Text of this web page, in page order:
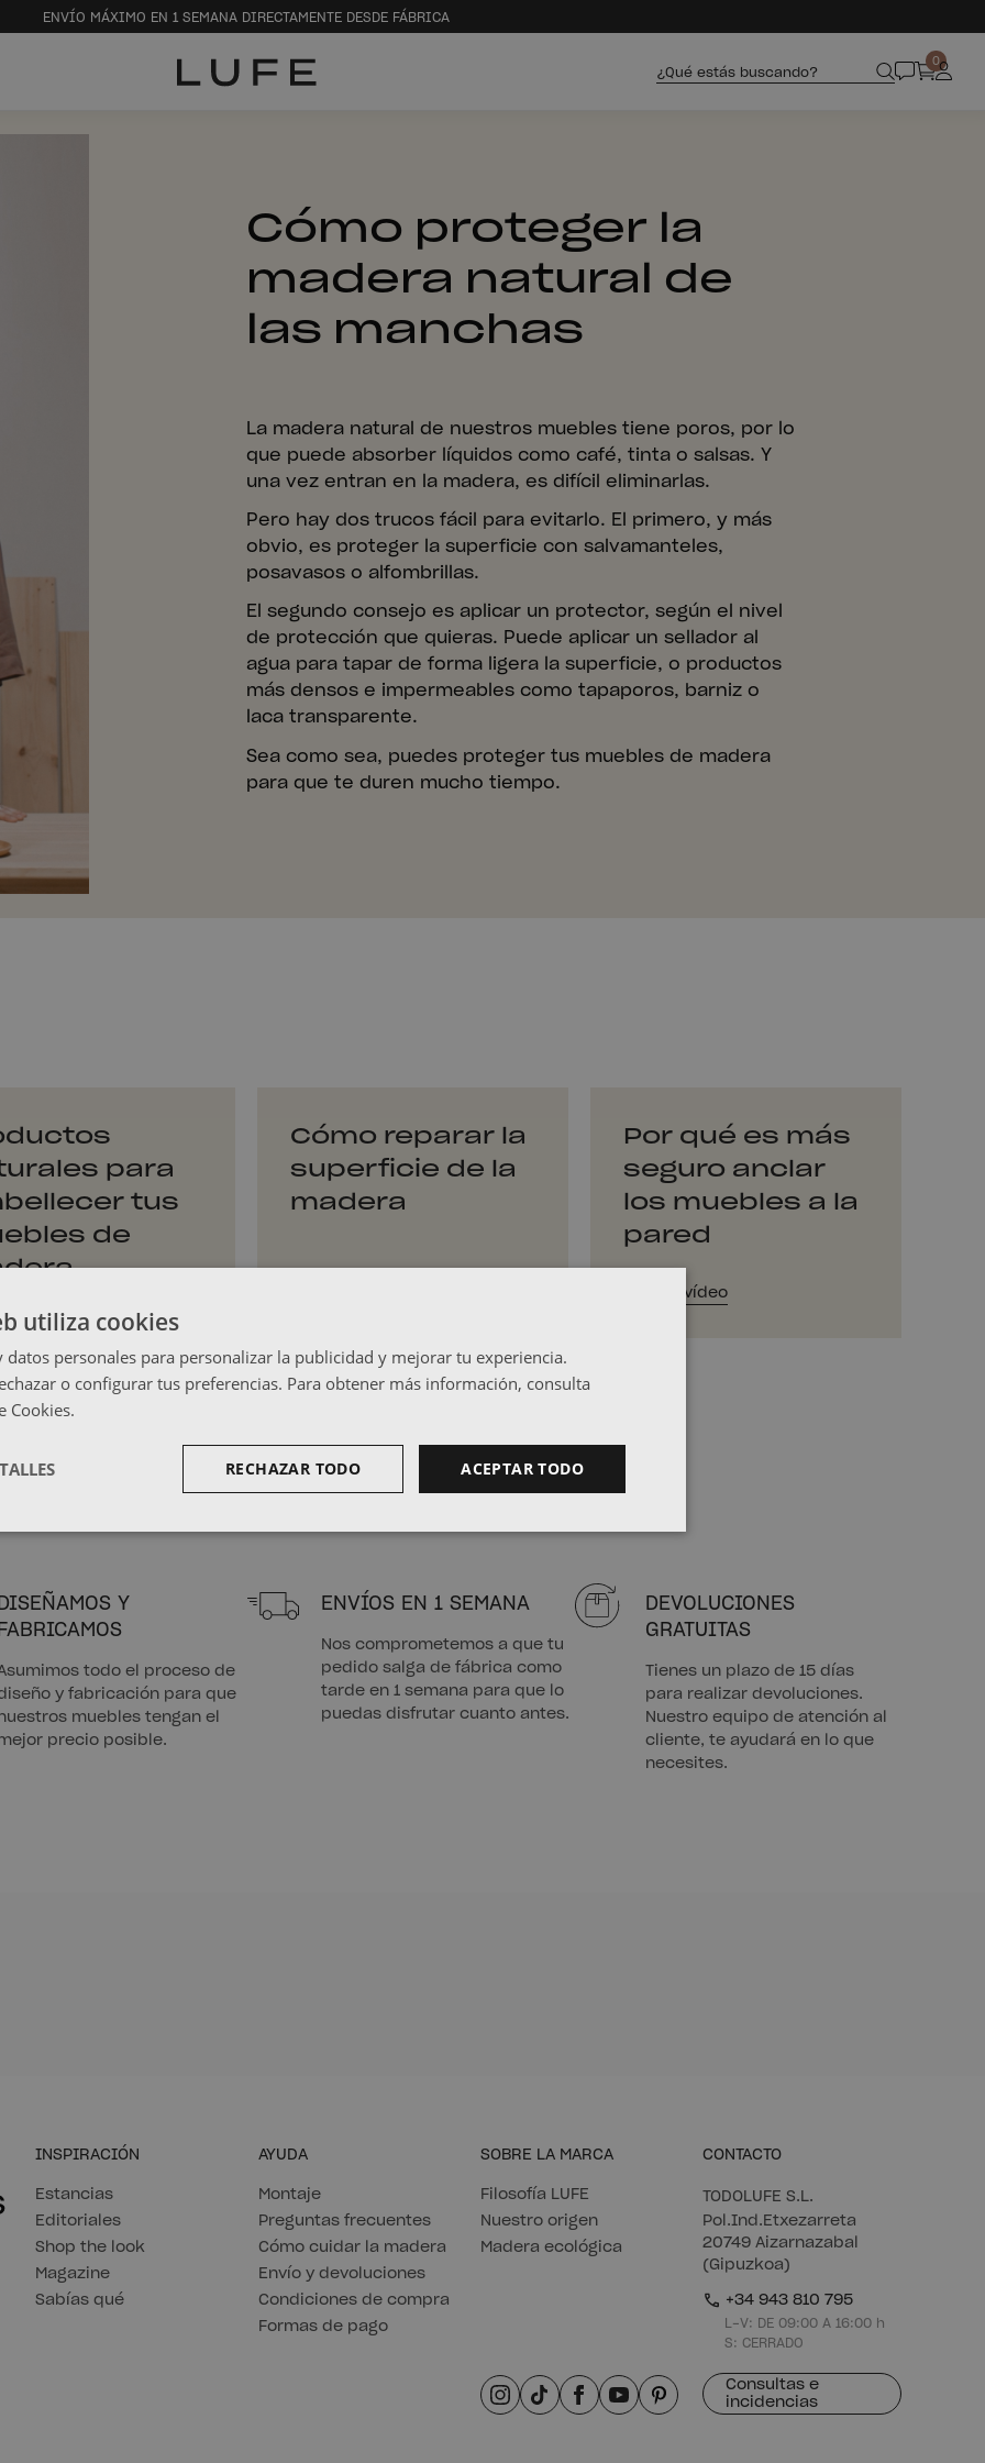
ENVÍO MÁXIMO EN 1 SEMANA DIRECTAMENTE DESDE FÁBRICA
¿Qué estás buscando?
0
Cómo proteger la
madera natural de
las manchas
La madera natural de nuestros muebles tiene poros, por lo
que puede absorber líquidos como café, tinta o salsas. Y
una vez entran en la madera, es difícil eliminarlas.
Pero hay dos trucos fácil para evitarlo. El primero, y más
obvio, es proteger la superficie con salvamanteles,
posavasos o alfombrillas.
El segundo consejo es aplicar un protector, según el nivel
de protección que quieras. Puede aplicar un sellador al
agua para tapar de forma ligera la superficie, o productos
más densos e impermeables como tapaporos, barniz o
laca transparente.
Sea como sea, puedes proteger tus muebles de madera
para que te duren mucho tiempo.
para
tus
de
Cómo reparar la
superficie de la
madera
Por qué es más
seguro anclar
los muebles a la
pared
Ver vídeo
a tu
DISEÑAMOS Y
FABRICAMOS
todo el proceso de
y fabricación para que
muebles tengan el
precio posible.
ENVÍOS EN 1 SEMANA
Nos comprometemos a que tu
pedido salga de fábrica como
tarde en 1 semana para que lo
puedas disfrutar cuanto antes.
DEVOLUCIONES
GRATUITAS
Tienes un plazo de 15 días
para realizar devoluciones.
Nuestro equipo de atención al
cliente, te ayudará en lo que
necesites.
INSPIRACIÓN
Estancias
Editoriales
Shop the look
Magazine
Sabías qué
AYUDA
Montaje
Preguntas frecuentes
Cómo cuidar la madera
Envío y devoluciones
Condiciones de compra
Formas de pago
SOBRE LA MARCA
Filosofía LUFE
Nuestro origen
Madera ecológica
CONTACTO
TODOLUFE S.L.
Pol.Ind.Etxezarreta
20749 Aizarnazabal
(Gipuzkoa)
+34 943 810 795
L-V: DE 09:00 A 16:00 h
S: CERRADO
Consultas e
incidencias
utiliza cookies
datos personales para personalizar la publicidad y mejorar tu experiencia.
o configurar tus preferencias. Para obtener más información, consulta
Cookies.
ACEPTAR TODO
RECHAZAR TODO